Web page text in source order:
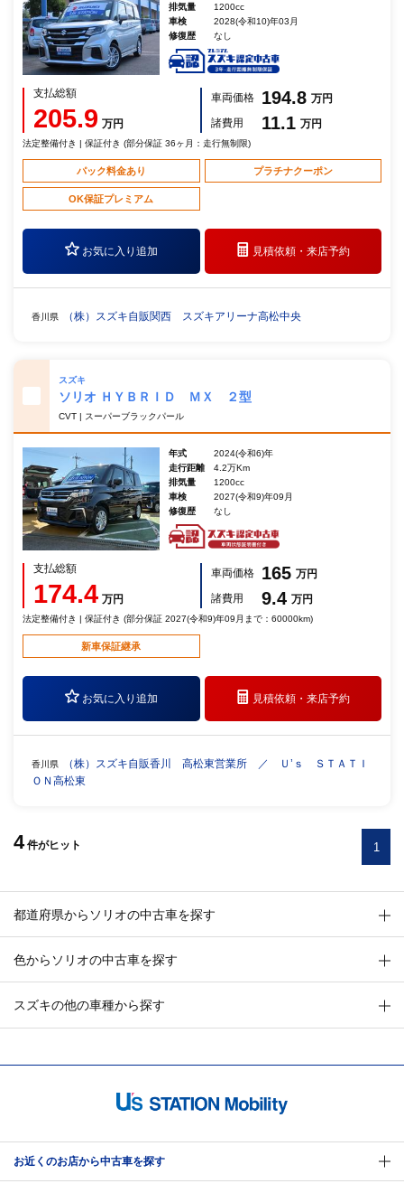
排気量
1200cc
車検
2028(令和10)年03月
修復歴
なし
支払総額
205.9 万円
車両価格 194.8 万円
諸費用
11.1 万円
法定整備付き | 保証付き (部分保証 36ヶ月：走行無制限)
パック料金あり プラチナクーポン
OK保証プレミアム
お気に入り追加 見積依頼・来店予約
香川県 （株）スズキ自販関西 スズキアリーナ高松中央
スズキ
ソリオ ＨＹＢＲＩＤ ＭＸ ２型
CVT | スーパーブラックパール
年式
2024(令和6)年
走行距離
4.2万Km
排気量
1200cc
車検
2027(令和9)年09月
修復歴
なし
支払総額
174.4 万円
車両価格 165 万円
諸費用
9.4 万円
法定整備付き | 保証付き (部分保証 2027(令和9)年09月まで：60000km)
新車保証継承
お気に入り追加 見積依頼・来店予約
香川県
（株）スズキ自販香川 高松東営業所 ／ Ｕ’ｓ ＳＴＡＴＩ
ＯＮ高松東
4 件がヒット 1
都道府県からソリオの中古車を探す
色からソリオの中古車を探す
スズキの他の車種から探す
お近くのお店から中古車を探す